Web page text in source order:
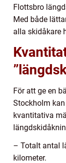
Flottsbro
Med både
alla skidåkare
För att ge en
Stockholm
kvantitativa
– Totalt antal
kilometer.